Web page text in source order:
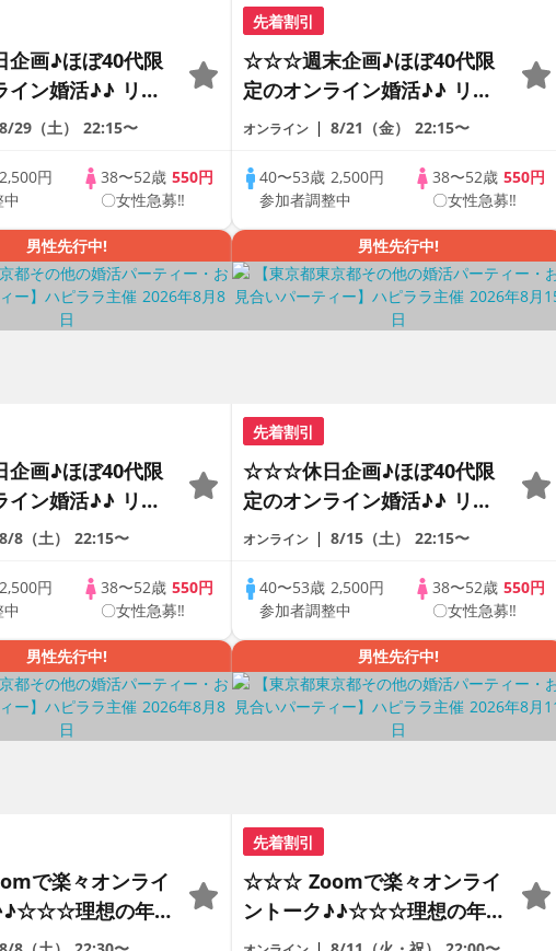
画♪ほぼ40代限
イン婚活♪♪ リモ
い応援♪♪ おうち
☆ 司会進行あり
ONLINE
8/29（土） 22:15〜
2,500円
38〜52歳 550円
〇女性急募‼
先着割引
☆☆☆週末企画♪ほぼ40代限
定のオンライン婚活♪♪ リモ
ートの出会い応援♪♪ おうち
の方が対象☆ 司会進行あり
♪♪ THE 42s ONLINE
PARTY!!
オンライン 8/21（金） 22:15〜
40〜53歳 2,500円
参加者調整中
38〜52歳550円
〇女性急募‼
男性先行中!
画♪ほぼ40代限
イン婚活♪♪ リモ
い応援♪♪ おうち
☆ 司会進行あり
ONLINE
8/8（土） 22:15〜
2,500円
38〜52歳 550円
〇女性急募‼
男性先行中!
先着割引
☆☆☆休日企画♪ほぼ40代限
定のオンライン婚活♪♪ リモ
ートの出会い応援♪♪ おうち
の方が対象☆ 司会進行あり
♪♪ THE 42s ONLINE
PARTY!!
オンライン 8/15（土） 22:15〜
40〜53歳 2,500円
参加者調整中
38〜52歳550円
〇女性急募‼
男性先行中!
で楽々オンライ
理想の年の
ろ・・・素敵な
男性先行中!
先着割引
☆☆☆ Zoomで楽々オンライ
ントーク♪♪☆☆☆理想の年の
差♪♪ そろそろ・・・素敵な